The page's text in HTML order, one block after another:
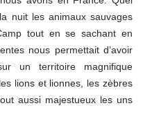
nuit les animaux sauvages
tout en se sachant en
nous permettait d’avoir
un territoire magnifique
lions et lionnes, les zèbres
aussi majestueux les uns